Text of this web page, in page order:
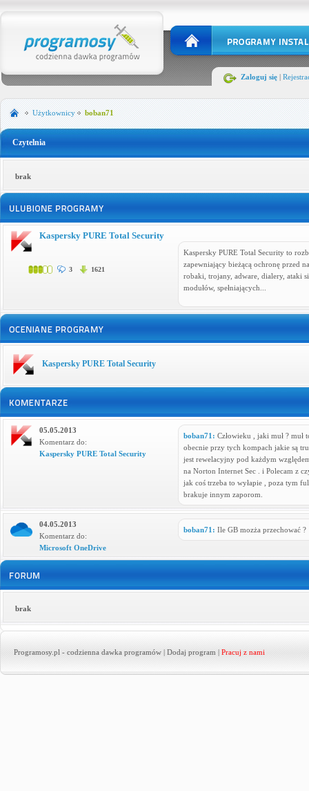
Zaloguj się |
Użytkownicy boban71
Czytelnia
brak
Kaspersky PURE Total Security to
zapewniający bieżącą ochronę przed
robaki, trojany, adware, dialery, ataki
modułów, spełniających...
Kaspersky PURE Total Security
3 1621
Kaspersky PURE Total Security
boban71: Człowieku , jaki muł ?
obecnie przy tych kompach jakie są
jest rewelacyjny pod każdym
na Norton Internet Sec . i Polecam z
jak coś trzeba to wyłapie , poza tym
brakuje innym zaporom.
05.05.2013
Komentarz do:
Kaspersky PURE Total Security
boban71: Ile GB mozża przechować ?
04.05.2013
Komentarz do:
Microsoft OneDrive
brak
Programosy.pl - codzienna dawka programów | Dodaj program | Pracuj z nami